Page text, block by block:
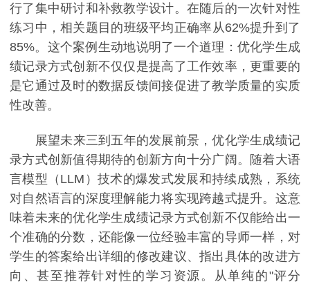
行了集中研讨和补救教学设计。在随后的一次针对性
练习中，相关题目的班级平均正确率从62%提升到了
85%。这个案例生动地说明了一个道理：优化学生成
绩记录方式创新不仅仅是提高了工作效率，更重要的
是它通过及时的数据反馈间接促进了教学质量的实质
性改善。
展望未来三到五年的发展前景，优化学生成绩记
录方式创新值得期待的创新方向十分广阔。随着大语
言模型（LLM）技术的爆发式发展和持续成熟，系统
对自然语言的深度理解能力将实现跨越式提升。这意
味着未来的优化学生成绩记录方式创新不仅能给出一
个准确的分数，还能像一位经验丰富的导师一样，对
学生的答案给出详细的修改建议、指出具体的改进方
向、甚至推荐针对性的学习资源。从单纯的"评分